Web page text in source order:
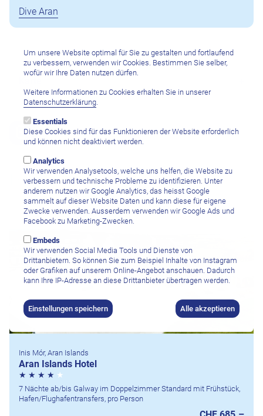
Dive Aran
Hotels
Inis Mór, Aran Islands
Aran Islands Hotel
7 Nächte ab/bis Galway im Doppelzimmer Standard mit Frühstück,
Hafen/Flughafentransfers, pro Person
Um unsere Website optimal für Sie zu gestalten und fortlaufend
zu verbessern, verwenden wir Cookies. Bestimmen Sie selber,
wofür wir Ihre Daten nutzen dürfen.
Weitere Informationen zu Cookies erhalten Sie in unserer
Datenschutzerklärung
Essentials
Diese Cookies sind für das Funktionieren der Website erforderlich
und können nicht deaktiviert werden.
Analytics
Wir verwenden Analysetools, welche uns helfen, die Website zu
verbessern und technische Probleme zu identifizieren. Unter
anderem nutzen wir Google Analytics, das heisst Google
sammelt auf dieser Website Daten und kann diese für eigene
Zwecke verwenden. Ausserdem verwenden wir Google Ads und
Facebook zu Marketing-Zwecken.
Embeds
Wir verwenden Social Media Tools und Dienste von
Drittanbietern. So können Sie zum Beispiel Inhalte von Instagram
oder Grafiken auf unserem Online-Angebot anschauen. Dadurch
kann Ihre IP-Adresse an diese Drittanbieter übertragen werden.
Einstellungen speichern Alle akzeptieren